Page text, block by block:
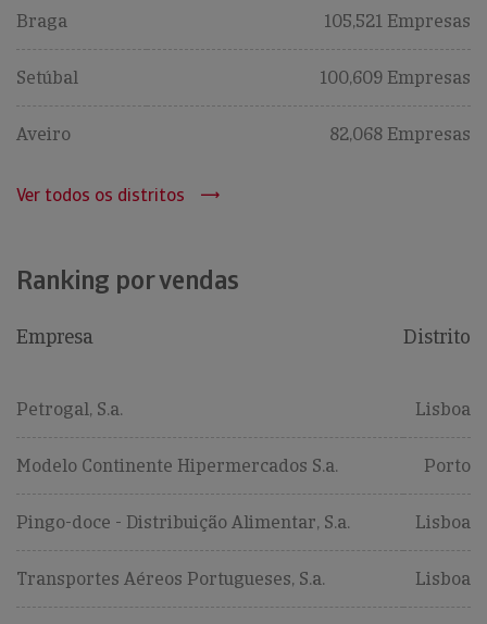
Braga 105,521 Empresas
Setúbal 100,609 Empresas
Aveiro 82,068 Empresas
Ver todos os distritos
Ranking por vendas
Empresa Distrito
Petrogal, S.a. Lisboa
Modelo Continente Hipermercados S.a. Porto
Pingo-doce - Distribuição Alimentar, S.a. Lisboa
Transportes Aéreos Portugueses, S.a. Lisboa